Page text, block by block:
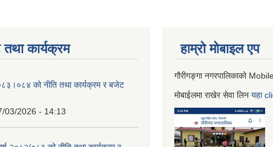
कार्यक्रम
को नीति तथा कार्यक्रम र बजेट
03/2026 - 14:13
हाम्रो माेबाइल एप
गौरीगङ्गा नगरपालिकाको
मोबाईलमा राखेर सेवा लिन यहा